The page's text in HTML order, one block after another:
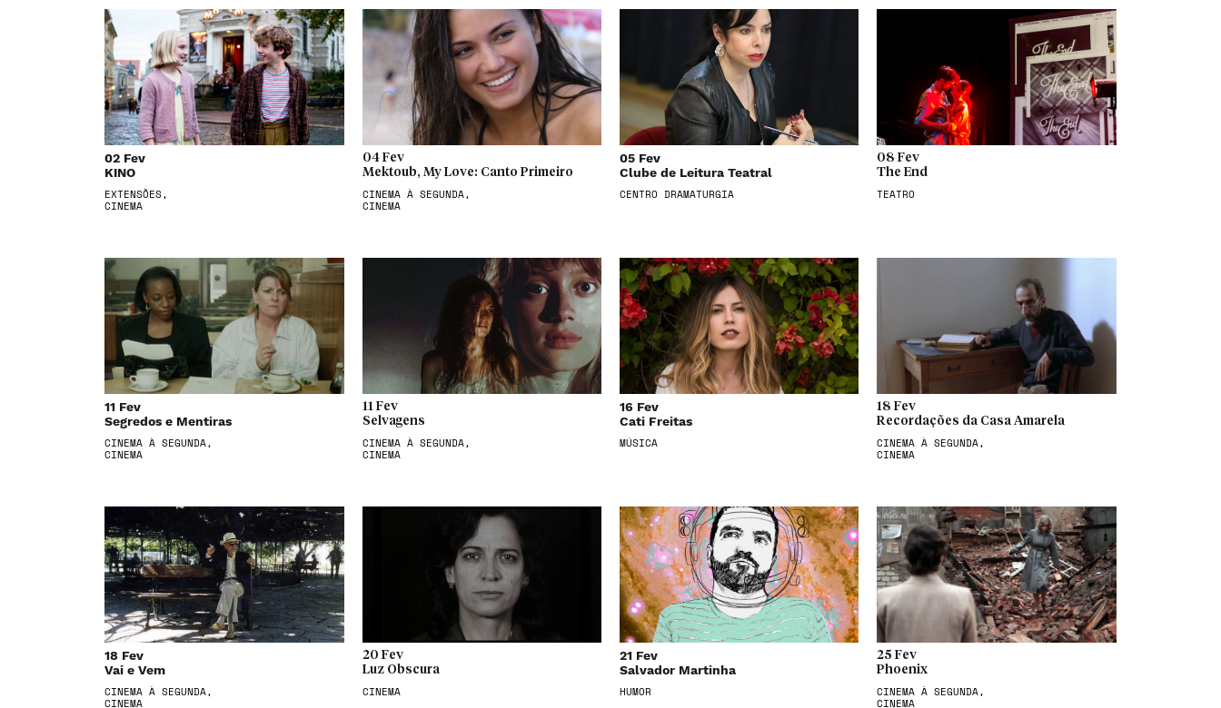
02 Fev
KINO
EXTENSÕES,
CINEMA
04 Fev
Mektoub, My Love: Canto Primeiro
CINEMA À SEGUNDA,
CINEMA
05 Fev
Clube de Leitura Teatral
CENTRO DRAMATURGIA
08 Fev
The End
TEATRO
11 Fev
Segredos e Mentiras
CINEMA À SEGUNDA,
CINEMA
11 Fev
Selvagens
CINEMA À SEGUNDA,
CINEMA
16 Fev
Cati Freitas
MÚSICA
18 Fev
Recordações da Casa Amarela
CINEMA À SEGUNDA,
CINEMA
18 Fev
Vai e Vem
CINEMA À SEGUNDA,
CINEMA
20 Fev
Luz Obscura
CINEMA
21 Fev
Salvador Martinha
HUMOR
25 Fev
Phoenix
CINEMA À SEGUNDA,
CINEMA